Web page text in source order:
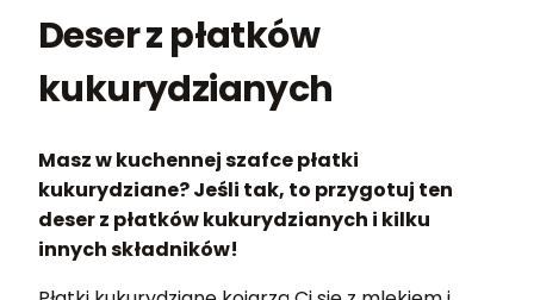
Deser z płatków
kukurydzianych
Masz w kuchennej szafce płatki
kukurydziane? Jeśli tak, to przygotuj ten
deser z płatków kukurydzianych i kilku
innych składników!